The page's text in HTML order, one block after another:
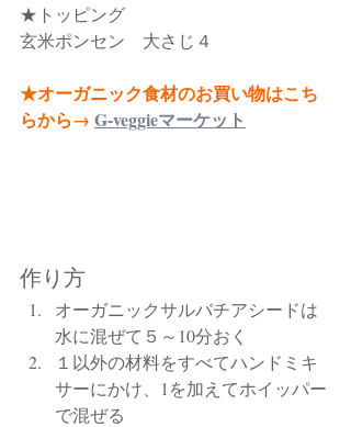
★トッピング
玄米ポンセン　大さじ４
★オーガニック食材のお買い物はこち
らから→ G-veggieマーケット
作り方
オーガニックサルバチアシードは
水に混ぜて５～10分おく
１以外の材料をすべてハンドミキ
サーにかけ、1を加えてホイッパー
で混ぜる